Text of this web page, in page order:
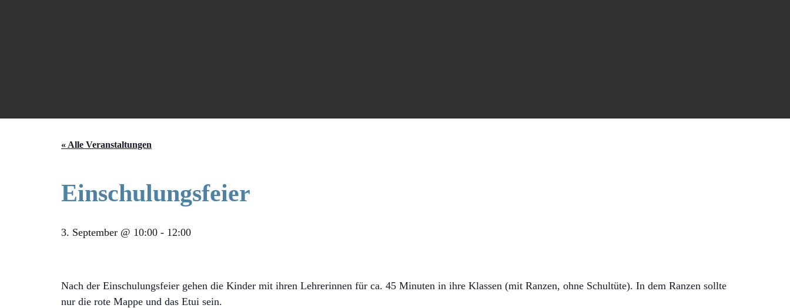
« Alle Veranstaltungen
Einschulungsfeier
3. September @ 10:00 - 12:00
Nach der Einschulungsfeier gehen die Kinder mit ihren Lehrerinnen für ca. 45 Minuten in ihre Klassen (mit Ranzen, ohne Schultüte). In dem Ranzen sollte
nur die rote Mappe und das Etui sein.